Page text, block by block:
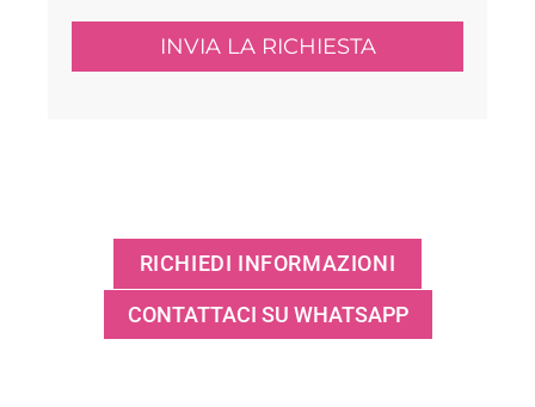
RICHIEDI INFORMAZIONI
CONTATTACI SU WHATSAPP